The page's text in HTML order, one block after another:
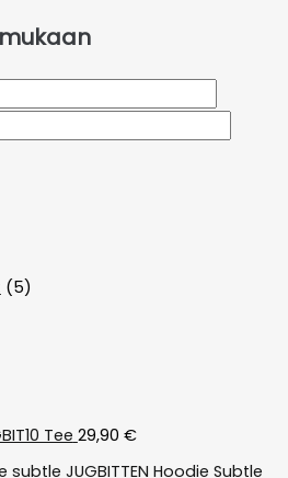
(5)
Tee 29,90 €
JUGBITTEN Hoodie Subtle